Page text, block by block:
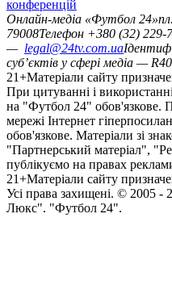
конференцій
Онлайн-медіа «Футбол 24»
79008Телефон +380 (32) 229-
— legal@24tv.com.ua
суб’єктів у сфері медіа —
21+Матеріали сайту
При цитуванні і
на "Футбол 24" обов'язкове.
мережі Інтернет
обов'язкове. Матеріали зі
"Партнерський матеріал",
публікуємо на правах
21+Матеріали сайту
Усi права захищенi. © 2005 -
Люкс". "Футбол 24".